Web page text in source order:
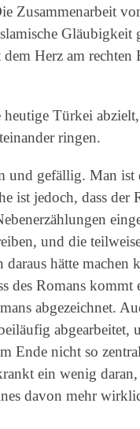
Zusammenarbeit
Gläubigkeit
Herz am rechten
heutige Türkei
ringen.
und gefällig. Man ist
ist jedoch, dass der
und die
hätte machen
des Romans kommt
abgezeichnet.
abgearbeitet,
Ende nicht so
ein wenig daran,
davon mehr